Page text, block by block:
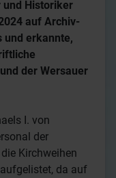
und Historiker
auf Archiv-
und erkannte,
der Wersauer
I. von
der
Kirchweihen
da auf